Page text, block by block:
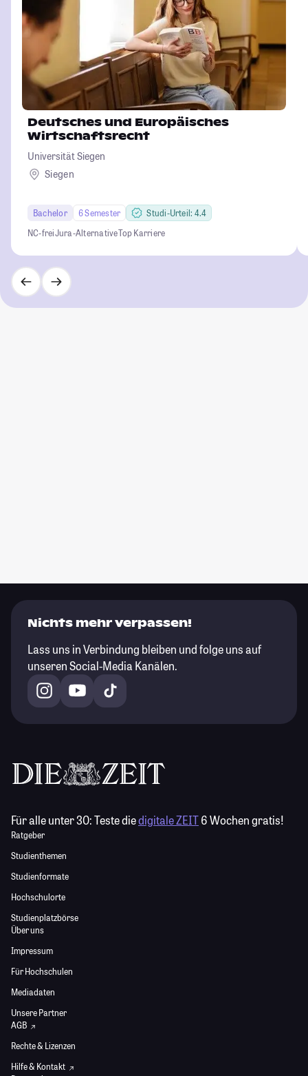
Deutsches und Europäisches
Wirtschaftsrecht
Universität Siegen
Siegen
Bachelor 6 Semester
Studi-Urteil: 4.4
NC-freiJura-AlternativeTop Karriere
Nichts mehr verpassen!
Lass uns in Verbindung bleiben und folge uns auf
unseren Social-Media Kanälen.
Für alle unter 30:Teste diedigitale ZEIT6 Wochen gratis!
Ratgeber
Studienthemen
Studienformate
Hochschulorte
Studienplatzbörse
Über uns
Impressum
Für Hochschulen
Mediadaten
Unsere Partner
AGB
Rechte & Lizenzen
Hilfe & Kontakt